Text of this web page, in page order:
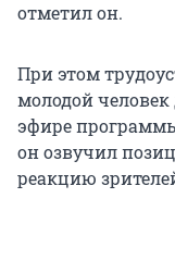
отметил он.
При этом
молодой человек
эфире
он озвучил
реакцию